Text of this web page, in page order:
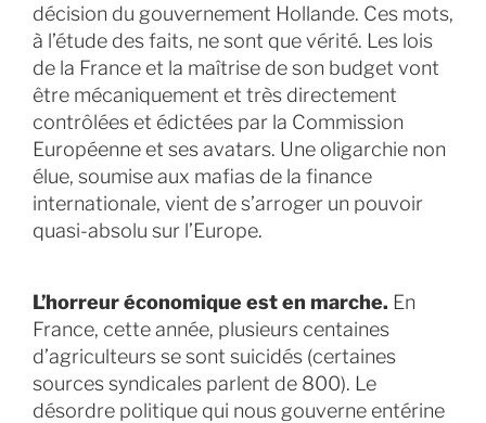
décision du gouvernement Hollande. Ces mots,
à l’étude des faits, ne sont que vérité. Les lois
de la France et la maîtrise de son budget vont
être mécaniquement et très directement
contrôlées et édictées par la Commission
Européenne et ses avatars. Une oligarchie non
élue, soumise aux mafias de la finance
internationale, vient de s’arroger un pouvoir
quasi-absolu sur l’Europe.
L’horreur économique est en marche. En
France, cette année, plusieurs centaines
d’agriculteurs se sont suicidés (certaines
sources syndicales parlent de 800). Le
désordre politique qui nous gouverne entérine